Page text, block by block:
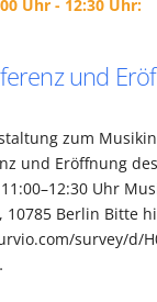
Uhr - 12:30 Uhr:
und
zum
und Eröffnung
Uhr
10785 Berlin Bitte
survey/d/